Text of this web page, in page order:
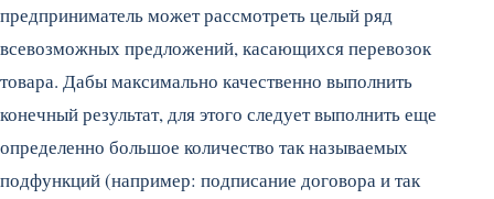
предприниматель может рассмотреть целый ряд
всевозможных предложений, касающихся перевозок
товара. Дабы максимально качественно выполнить
конечный результат, для этого следует выполнить еще
определенно большое количество так называемых
подфункций (например: подписание договора и так